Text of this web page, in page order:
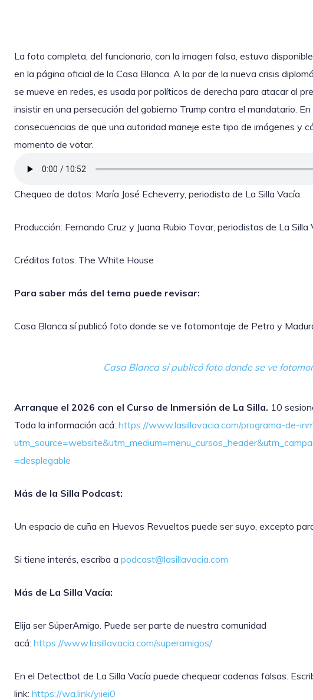
La foto completa, del funcionario, con la imagen falsa, estuvo
en la página oficial de la Casa Blanca. A la par de la nueva crisis
se mueve en redes, es usada por políticos de derecha para atacar al
insistir en una persecución del gobierno Trump contra el mandatario.
consecuencias de que una autoridad maneje este tipo de imágenes y
momento de votar.
Chequeo de datos: María José Echeverry, periodista de La Silla Vacía.
Producción: Fernando Cruz y Juana Rubio Tovar, periodistas de La Silla
Créditos fotos: The White House
Para saber más del tema puede revisar:
Casa Blanca sí publicó foto donde se ve fotomontaje de Petro y
Casa Blanca sí publicó foto donde se ve
Arranque el 2026 con el Curso de Inmersión de La Silla. 10
Toda la información acá: https://www.lasillavacia.com/programa-de-
=desplegable
Más de la Silla Podcast:
Un espacio de cuña en Huevos Revueltos puede ser suyo, excepto
Si tiene interés, escriba a podcast@lasillavacia.com
Más de La Silla Vacía:
Elija ser SúperAmigo. Puede ser parte de nuestra comunidad
acá: https://www.lasillavacia.com/superamigos/
En el Detectbot de La Silla Vacía puede chequear cadenas falsas.
link: https://wa.link/yiiei0